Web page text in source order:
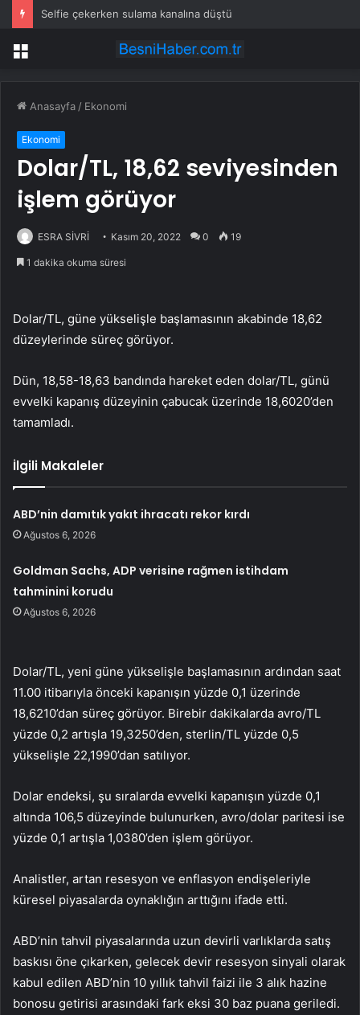
Selfie çekerken sulama kanalına düştü
Menü
Anasayfa / Ekonomi
Ekonomi
Dolar/TL, 18,62 seviyesinden
işlem görüyor
ESRA SİVRİ Kasım 20, 2022 0 19
1 dakika okuma süresi
Dolar/TL, güne yükselişle başlamasının akabinde 18,62
düzeylerinde süreç görüyor.
Dün, 18,58-18,63 bandında hareket eden dolar/TL, günü
evvelki kapanış düzeyinin çabucak üzerinde 18,6020’den
tamamladı.
İlgili Makaleler
ABD’nin damıtık yakıt ihracatı rekor kırdı
Ağustos 6, 2026
Goldman Sachs, ADP verisine rağmen istihdam
tahminini korudu
Ağustos 6, 2026
Dolar/TL, yeni güne yükselişle başlamasının ardından saat
11.00 itibarıyla önceki kapanışın yüzde 0,1 üzerinde
18,6210’dan süreç görüyor. Birebir dakikalarda avro/TL
yüzde 0,2 artışla 19,3250’den, sterlin/TL yüzde 0,5
yükselişle 22,1990’dan satılıyor.
Dolar endeksi, şu sıralarda evvelki kapanışın yüzde 0,1
altında 106,5 düzeyinde bulunurken, avro/dolar paritesi ise
yüzde 0,1 artışla 1,0380’den işlem görüyor.
Analistler, artan resesyon ve enflasyon endişeleriyle
küresel piyasalarda oynaklığın arttığını ifade etti.
ABD’nin tahvil piyasalarında uzun devirli varlıklarda satış
baskısı öne çıkarken, gelecek devir resesyon sinyali olarak
kabul edilen ABD’nin 10 yıllık tahvil faizi ile 3 alık hazine
bonosu getirisi arasındaki fark eksi 30 baz puana geriledi.